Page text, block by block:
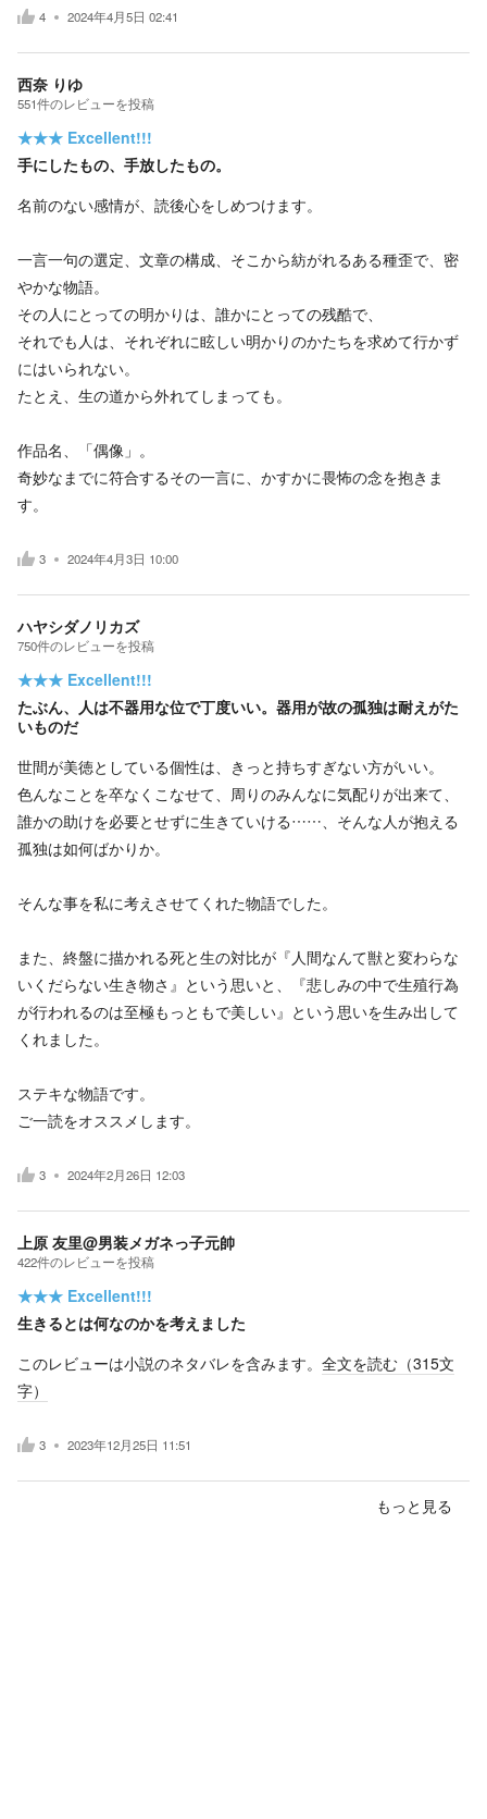
4 2024年4月5日 02:41
西奈 りゆ
551件のレビューを投稿
★★★ Excellent!!!
手にしたもの、手放したもの。
名前のない感情が、読後心をしめつけます。
一言一句の選定、文章の構成、そこから紡がれるある種歪で、密
やかな物語。
その人にとっての明かりは、誰かにとっての残酷で、
それでも人は、それぞれに眩しい明かりのかたちを求めて行かず
にはいられない。
たとえ、生の道から外れてしまっても。
作品名、「偶像」。
奇妙なまでに符合するその一言に、かすかに畏怖の念を抱きま
す。
3 2024年4月3日 10:00
ハヤシダノリカズ
750件のレビューを投稿
★★★ Excellent!!!
たぶん、人は不器用な位で丁度いい。器用が故の孤独は耐えがた
いものだ
世間が美徳としている個性は、きっと持ちすぎない方がいい。
色んなことを卒なくこなせて、周りのみんなに気配りが出来て、
誰かの助けを必要とせずに生きていける……、そんな人が抱える
孤独は如何ばかりか。
そんな事を私に考えさせてくれた物語でした。
また、終盤に描かれる死と生の対比が『人間なんて獣と変わらな
いくだらない生き物さ』という思いと、『悲しみの中で生殖行為
が行われるのは至極もっともで美しい』という思いを生み出して
くれました。
ステキな物語です。
ご一読をオススメします。
3 2024年2月26日 12:03
上原 友里@男装メガネっ子元帥
422件のレビューを投稿
★★★ Excellent!!!
生きるとは何なのかを考えました
このレビューは小説のネタバレを含みます。 全文を読む（315文
字）
3 2023年12月25日 11:51
もっと見る